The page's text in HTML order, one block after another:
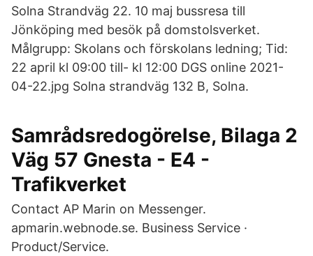
Solna Strandväg 22. 10 maj bussresa till
Jönköping med besök på domstolsverket.
Målgrupp: Skolans och förskolans ledning; Tid:
22 april kl 09:00 till- kl 12:00 DGS online 2021-
04-22.jpg Solna strandväg 132 B, Solna.
Samrådsredogörelse, Bilaga 2
Väg 57 Gnesta - E4 -
Trafikverket
Contact AP Marin on Messenger.
apmarin.webnode.se. Business Service ·
Product/Service.